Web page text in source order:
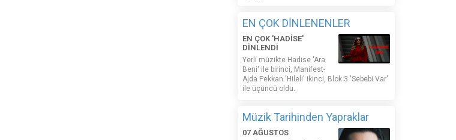
EN ÇOK DİNLENENLER
EN ÇOK 'HADİSE'
DİNLENDİ
Yerli müzikte Hadise 'Ara
Beni' ile birinci, Manifest-
Ajda Pekkan 'Hileli' ikinci, Blok 3 'Sebebi Var'
ile üçüncü oldu.
Müzik Tarihinden Yapraklar
07 AĞUSTOS